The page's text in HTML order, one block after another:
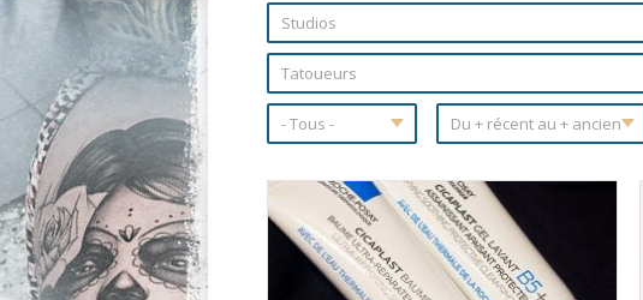
Pages